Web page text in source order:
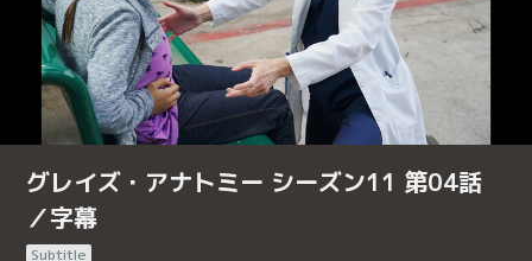
グレイズ・アナトミー シーズン11 第04話
／字幕
Subtitle